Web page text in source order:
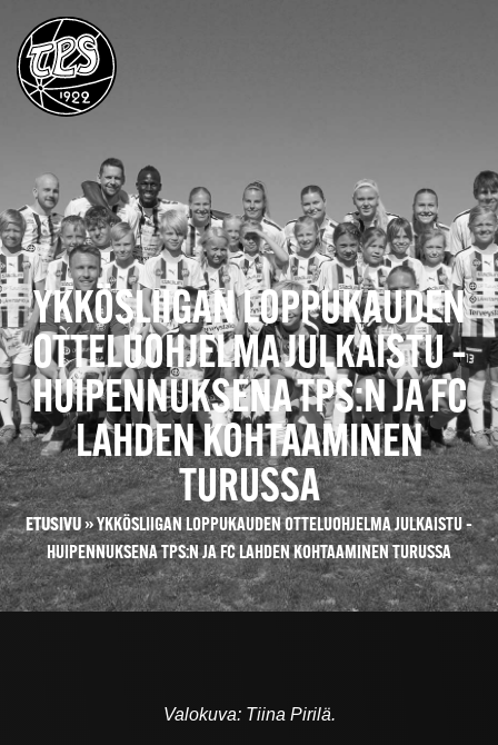
YKKÖSLIIGAN LOPPUKAUDEN
OTTELUOHJELMA JULKAISTU –
HUIPENNUKSENA TPS:N JA FC
LAHDEN KOHTAAMINEN
TURUSSA
ETUSIVU»YKKÖSLIIGAN LOPPUKAUDEN OTTELUOHJELMA JULKAISTU –
HUIPENNUKSENA TPS:N JA FC LAHDEN KOHTAAMINEN TURUSSA
Valokuva: Tiina Pirilä.